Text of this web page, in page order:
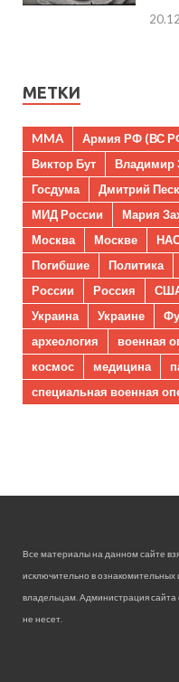
МЕТКИ
MMA Армия РФ (ВС
Виктор Бут
Владимир
Госдума
Дмитрий
МИД России
Мария
Москва
Москве
Погибшие
Политика
России
Россия
Украина
Украине
археология
военная
космос
медицина
специальная военная
Все материалы на данном сайте
исключительно в
владельцам. Администрация
не несет.